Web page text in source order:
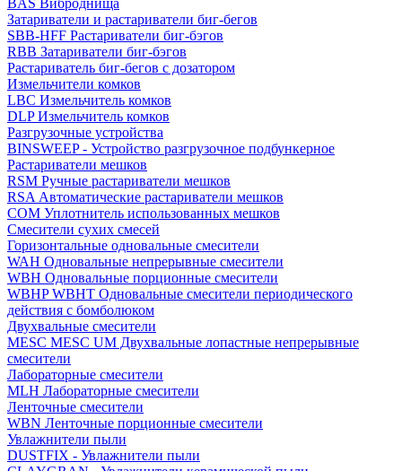
BAS Виброднища
Затариватели и растариватели биг-бегов
SBB-HFF Растариватели биг-бэгов
RBB Затариватели биг-бэгов
Растариватель биг-бегов с дозатором
Измельчители комков
LBC Измельчитель комков
DLP Измельчитель комков
Разгрузочные устройства
BINSWEEP - Устройство разгрузочное подбункерное
Растариватели мешков
RSM Ручные растариватели мешков
RSA Автоматические растариватели мешков
COM Уплотнитель использованных мешков
Смесители сухих смесей
Горизонтальные одновальные смесители
WAH Одновальные непрерывные смесители
WBH Одновальные порционные смесители
WBHP WBHT Одновальные смесители периодического
действия с бомболюком
Двухвальные смесители
MESC MESC UM Двухвальные лопастные непрерывные
смесители
Лабораторные смесители
MLH Лабораторные смесители
Ленточные смесители
WBN Ленточные порционные смесители
Увлажнители пыли
DUSTFIX - Увлажнители пыли